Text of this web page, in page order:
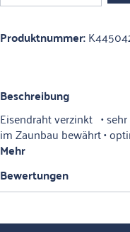
Produktnummer:
Beschreibung
Eisendraht verzinkt •
im Zaunbau bewährt •
Mehr
Bewertungen